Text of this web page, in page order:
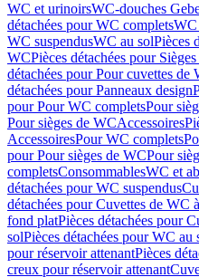
WC et urinoirsWC-douches
détachées pour WC completsWC
WC suspendusWC au solPièces
WCPièces détachées pour
détachées pour Pour cuvettes de
détachées pour Panneaux design
pour Pour WC completsPour
Pour sièges de WCAccessoires
AccessoiresPour WC complets
pour Pour sièges de WCPour
completsConsommablesWC et
détachées pour WC suspendus
détachées pour Cuvettes de WC
fond platPièces détachées pour
solPièces détachées pour WC au
pour réservoir attenantPièces
creux pour réservoir attenant